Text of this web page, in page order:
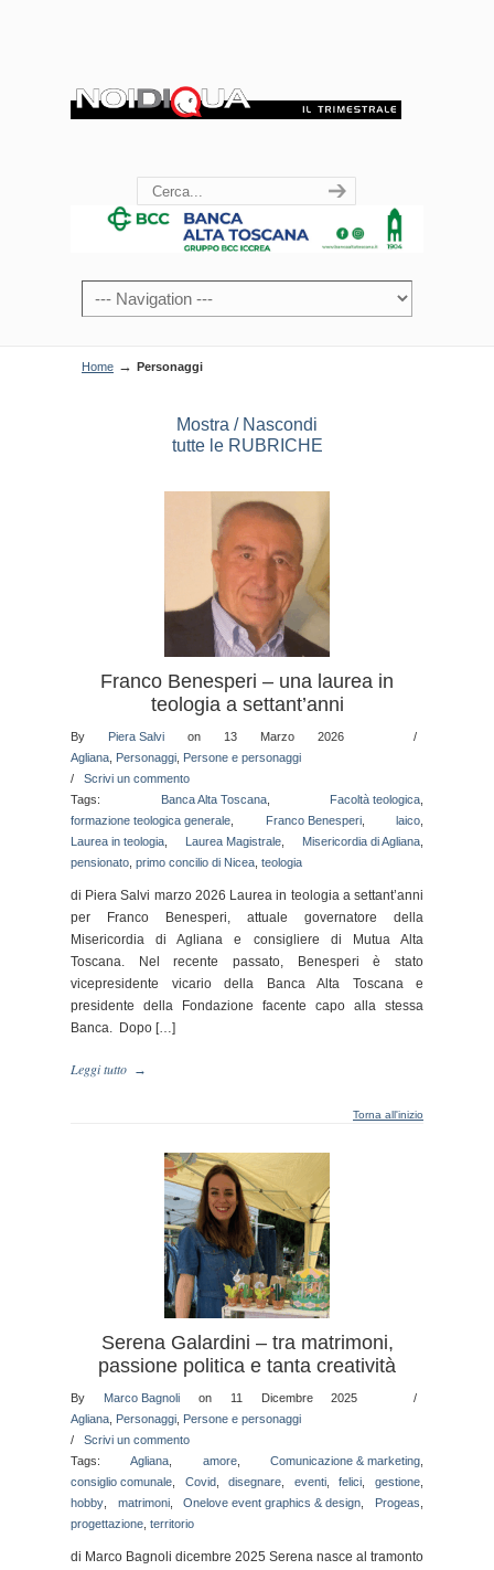
Home → Personaggi
Mostra / Nascondi
tutte le RUBRICHE
Franco Benesperi – una laurea in
teologia a settant’anni
By Piera Salvi on 13 Marzo 2026
/
Agliana
Personaggi
Persone e personaggi
/ Scrivi un commento
Tags:
Banca Alta Toscana, Facoltà teologica
formazione teologica generale
Franco Benesperi, laico
Laurea in teologia
Laurea Magistrale Misericordia di Agliana
pensionato primo concilio di Nicea teologia
di Piera Salvi marzo 2026 Laurea in teologia a settant’anni
per Franco Benesperi, attuale governatore della
Misericordia di Agliana e consigliere di Mutua Alta
Toscana. Nel recente passato, Benesperi è stato
vicepresidente vicario della Banca Alta Toscana e
presidente della Fondazione facente capo alla stessa
Banca. Dopo […]
Leggi tutto →
Torna all'inizio
Serena Galardini – tra matrimoni,
passione politica e tanta creatività
By Marco Bagnolion 11 Dicembre 2025
/
Agliana
Personaggi
Persone e personaggi
/ Scrivi un commento
Tags:Agliana amore,Comunicazione & marketing
consiglio comunale
Covid ,disegnare eventi,felici ,gestione
hobby
matrimoni,Onelove event graphics & design Progeas
progettazione territorio
di Marco Bagnoli dicembre 2025 Serena nasce al tramonto